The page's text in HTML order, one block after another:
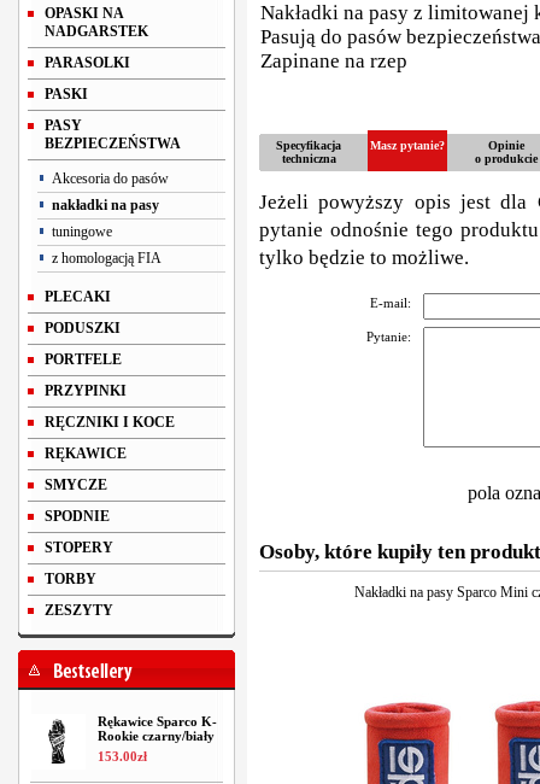
OPASKI NA
NADGARSTEK
PARASOLKI
PASKI
PASY
BEZPIECZEŃSTWA
Akcesoria do pasów
nakładki na pasy
tuningowe
z homologacją FIA
PLECAKI
PODUSZKI
PORTFELE
PRZYPINKI
RĘCZNIKI I KOCE
RĘKAWICE
SMYCZE
SPODNIE
STOPERY
TORBY
ZESZYTY
Rękawice Sparco K-
Rookie czarny/biały
153.00zł
Nakładki na pasy z
Pasują do pasów
Zapinane na rzep
Specyfikacja
techniczna
Masz pytanie?
Opinie
o produkcie
Jeżeli powyższy opis jest dla
pytanie odnośnie tego
tylko będzie to możliwe.
E-mail:
Pytanie:
pola
Osoby, które kupiły ten
Nakładki na pasy Sparco Mini